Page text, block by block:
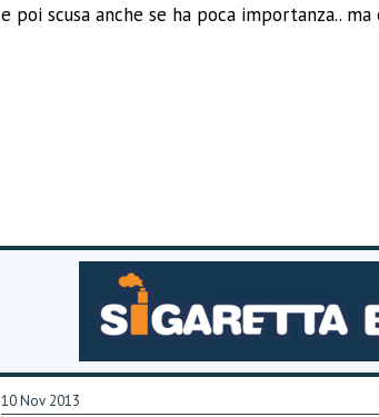
e poi scusa anche se ha poca importanza..
10 Nov 2013